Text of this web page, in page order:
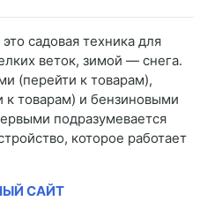
садовая техника для
веток, зимой — снега.
(перейти к товарам),
к товарам) и бензиновыми
подразумевается
которое работает
САЙТ